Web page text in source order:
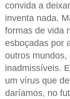
convida a
inventa nada.
formas de vida
esboçadas por
outros mundos,
inadmissíveis.
um vírus que
daríamos, no